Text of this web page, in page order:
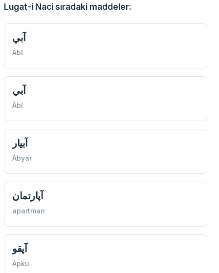
Lugat-i Naci sıradaki maddeler:
آبي
Âbî
آبي
Âbî
آبيار
Âbyar
آپارتمان
apartman
آپقو
Apku